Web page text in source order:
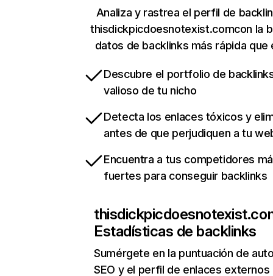
Analiza y rastrea el perfil de
thisdickpicdoesnotexist.comcon la
datos de backlinks más rápida que
Descubre el portfolio de
valioso de tu nicho
Detecta los enlaces tóxicos y
antes de que perjudiquen a tu
Encuentra a tus competidores
fuertes para conseguir backlinks
Estadísticas de backlinks
Sumérgete en la puntuación de
SEO y el perfil de enlaces externos